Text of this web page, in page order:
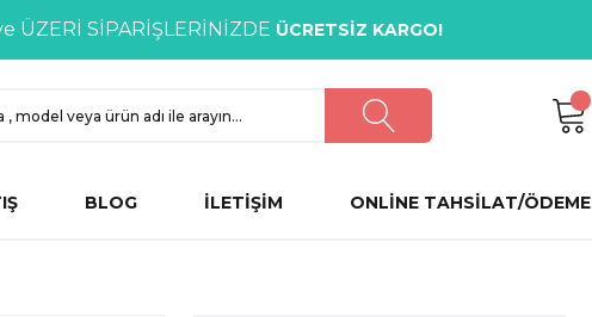
ÜZERİ SİPARİŞLERİNİZDE ÜCRETSİZ KARGO!
BLOG İLETİŞİM ONLİNE TAHSİLAT/ÖDEME